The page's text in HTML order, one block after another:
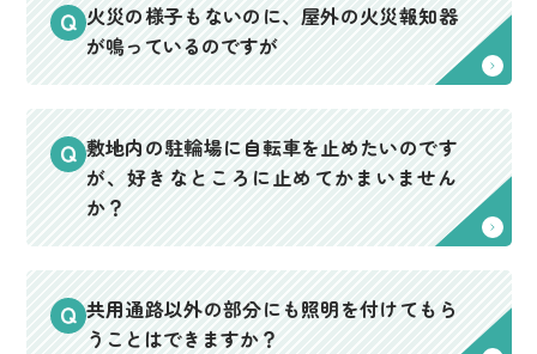
火災の様子もないのに、屋外の火災報知器
が鳴っているのですが
敷地内の駐輪場に自転車を止めたいのです
が、好きなところに止めてかまいません
か？
共用通路以外の部分にも照明を付けてもら
うことはできますか？